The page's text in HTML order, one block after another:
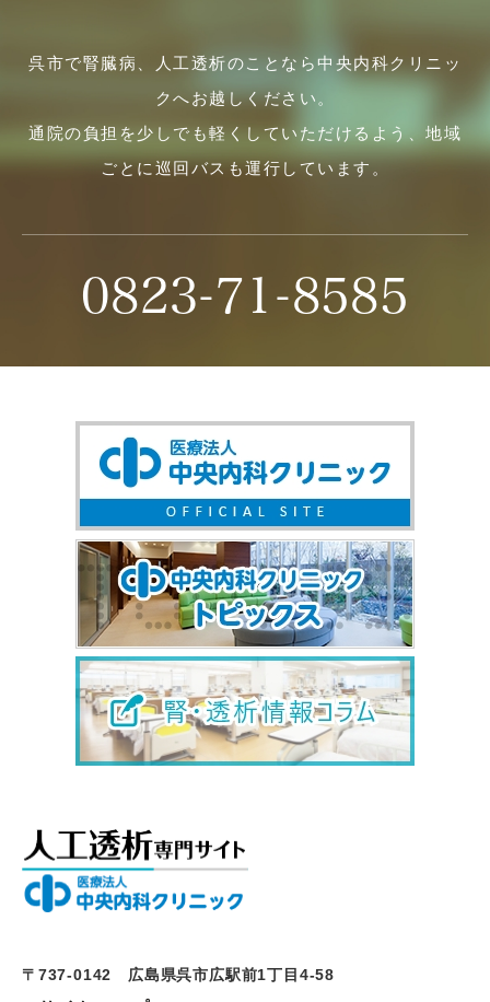
呉市で腎臓病、人工透析のことなら中央内科クリニッ
クへお越しください。
通院の負担を少しでも軽くしていただけるよう、地域
ごとに巡回バスも運行しています。
0823-71-8585
〒737-0142 広島県呉市広駅前1丁目4-58